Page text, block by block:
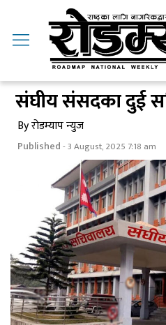
संघीय संसदका दुई
By रोडम्याप न्युज
Published- 3 August, 2025 7:18 am